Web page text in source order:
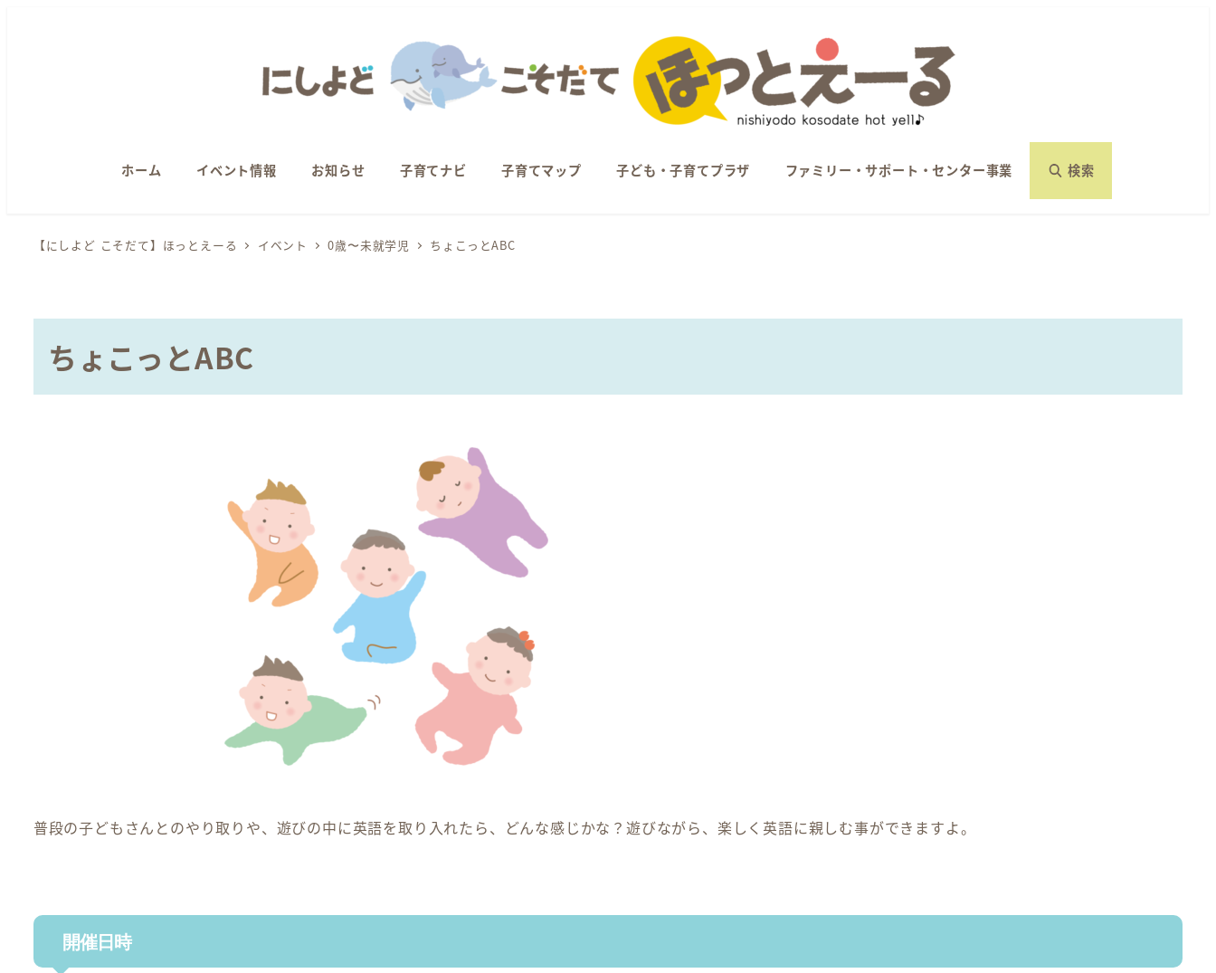
ホーム イベント情報 お知らせ 子育てナビ 子育てマップ 子ども・子育てプラザ ファミリー・サポート・センター事業 検索
【にしよど こそだて】ほっとえーる イベント 0歳〜未就学児 ちょこっとABC
ちょこっとABC
普段の子どもさんとのやり取りや、遊びの中に英語を取り入れたら、どんな感じかな？遊びながら、楽しく英語に親しむ事ができますよ。
開催日時